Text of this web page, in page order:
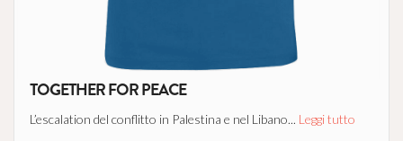
TOGETHER FOR PEACE
L’escalation del conflitto in Palestina e nel Libano... Leggi tutto